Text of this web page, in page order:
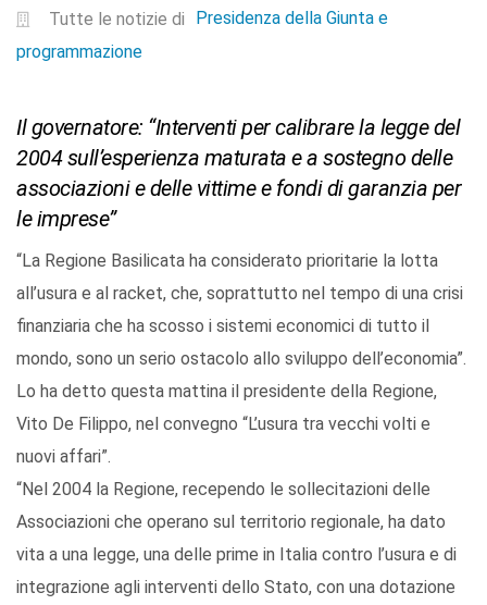
Tutte le notizie di
Presidenza della Giunta e
programmazione
Il governatore: “Interventi per calibrare la legge del
2004 sull’esperienza maturata e a sostegno delle
associazioni e delle vittime e fondi di garanzia per
le imprese”
“La Regione Basilicata ha considerato prioritarie la lotta
all’usura e al racket, che, soprattutto nel tempo di una crisi
finanziaria che ha scosso i sistemi economici di tutto il
mondo, sono un serio ostacolo allo sviluppo dell’economia”.
Lo ha detto questa mattina il presidente della Regione,
Vito De Filippo, nel convegno “L’usura tra vecchi volti e
nuovi affari”.
“Nel 2004 la Regione, recependo le sollecitazioni delle
Associazioni che operano sul territorio regionale, ha dato
vita a una legge, una delle prime in Italia contro l’usura e di
integrazione agli interventi dello Stato, con una dotazione